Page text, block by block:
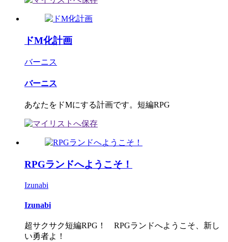
ドM化計画
バーニス
バーニス
あなたをドMにする計画です。短編RPG
RPGランドへようこそ！
Izunabi
Izunabi
超サクサク短編RPG！ RPGランドへようこそ、新し
い勇者よ！